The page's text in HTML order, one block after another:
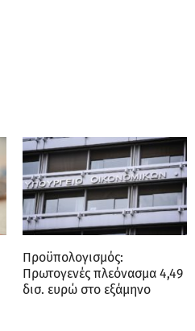
Προϋπολογισμός:
Πρωτογενές πλεόνασμα 4,49
δισ. ευρώ στο εξάμηνο